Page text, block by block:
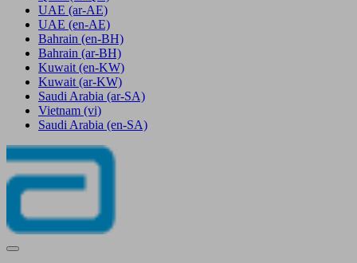
UAE (ar-AE)
UAE (en-AE)
Bahrain (en-BH)
Bahrain (ar-BH)
Kuwait (en-KW)
Kuwait (ar-KW)
Saudi Arabia (ar-SA)
Vietnam (vi)
Saudi Arabia (en-SA)